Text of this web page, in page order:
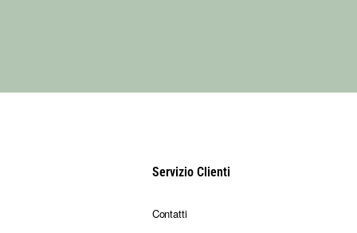
Servizio Clienti
Contatti